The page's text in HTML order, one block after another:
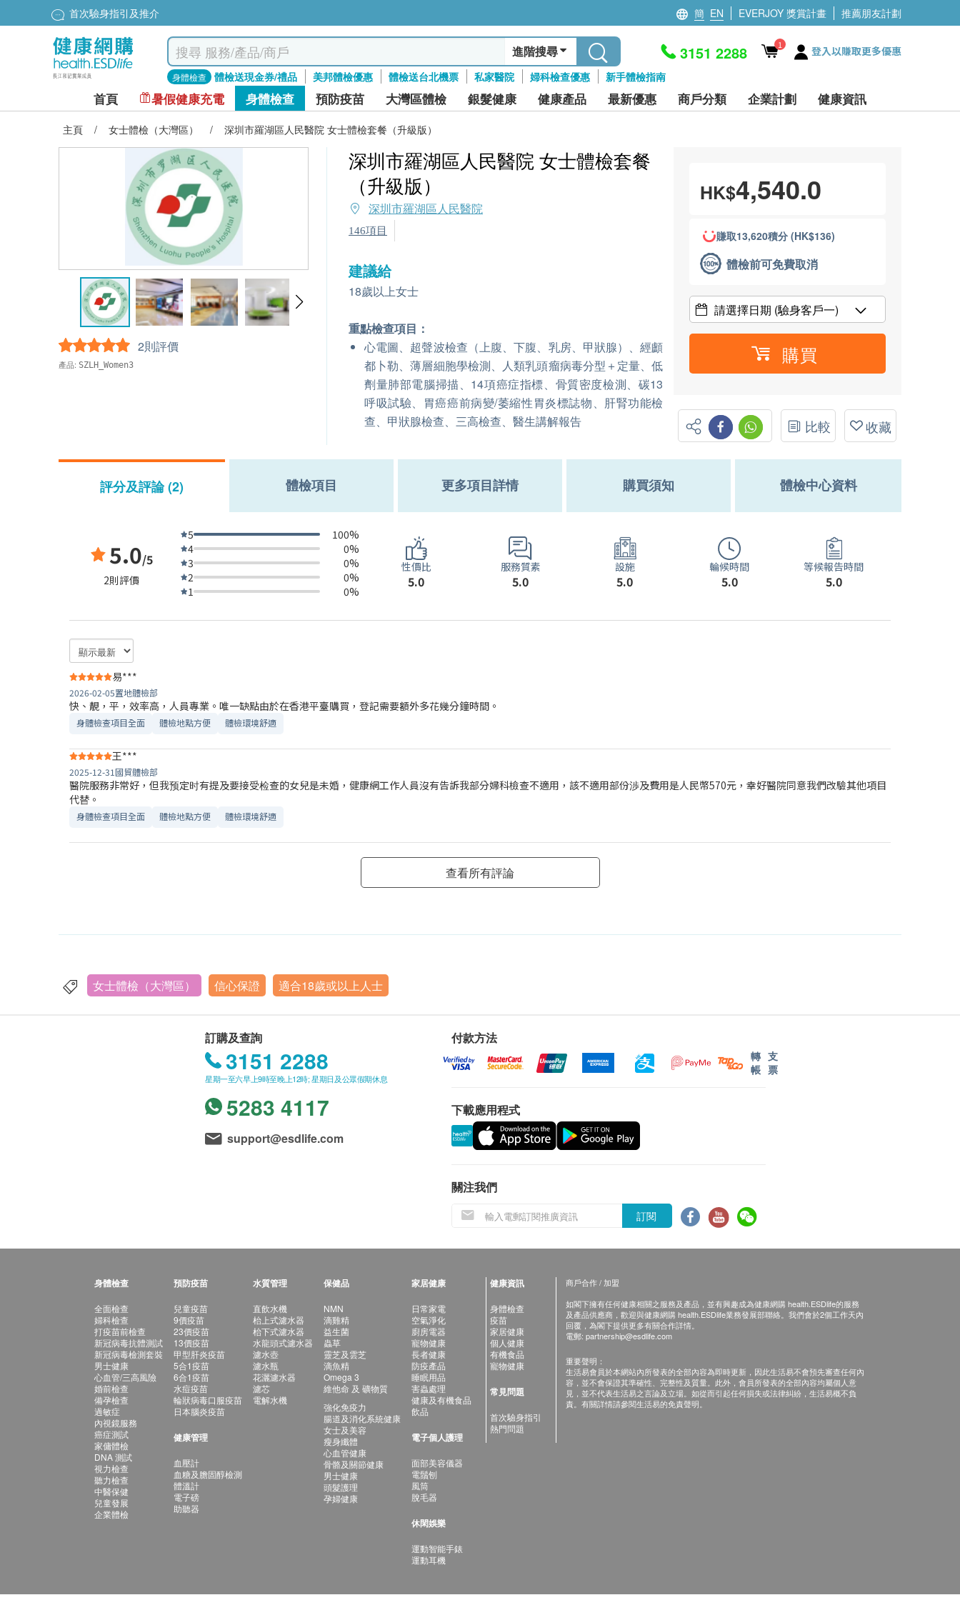
首次驗身指引及推介 簡 EN EVERJOY 獎賞計畫 推薦朋友計劃
進階搜尋
身體檢查 體檢送現金券/禮品 美邦體檢優惠 體檢送台北機票 私家醫院 婦科檢查優惠 新手體檢指南
3151 2288 1 登入以賺取更多優惠
首頁 暑假健康充電 身體檢查 預防疫苗 大灣區體檢 銀髮健康 健康產品 最新優惠 商戶分類 企業計劃 健康資訊
主頁 / 女士體檢（大灣區） / 深圳市羅湖區人民醫院 女士體檢套餐（升級版）
2則評價
產品: SZLH_Women3
深圳市羅湖區人民醫院 女士體檢套餐
（升級版）
深圳市羅湖區人民醫院
146項目
建議給
18歲以上女士
重點檢查項目：
心電圖、超聲波檢查（上腹、下腹、乳房、甲狀腺）、經顱
都卜勒、薄層細胞學檢測、人類乳頭瘤病毒分型＋定量、低
劑量肺部電腦掃描、14項癌症指標、骨質密度檢測、碳13
呼吸試驗、胃癌癌前病變/萎縮性胃炎標誌物、肝腎功能檢
查、甲狀腺檢查、三高檢查、醫生講解報告
HK$4,540.0
賺取13,620積分 (HK$136)
體檢前可免費取消
請選擇日期 (驗身客戶一)
購買
比較 收藏
評分及評論 (2) 體檢項目 更多項目詳情 購買須知 體檢中心資料
5.0/5
2則評價
5
100%
4
0%
3
0%
2
0%
1
0%
性價比
5.0
服務質素
5.0
設施
5.0
輪候時間
5.0
等候報告時間
5.0
易***
2026-02-05置地體檢部
快、靚，平，效率高，人員專業。唯一缺點由於在香港平臺購買，登記需要額外多花幾分鐘時間。
身體檢查項目全面 體檢地點方便 體檢環境舒適​
王***
2025-12-31國貿體檢部
醫院服務非常好，但我预定时有提及要接受检查的女兒是未婚，健康網工作人員沒有告訴我部分婦科檢查不適用，該不適用部份渉及費用是人民幣570元，幸好醫院同意我們改驗其他項目
代替。
身體檢查項目全面 體檢地點方便 體檢環境舒適​
查看所有評論
女士體檢（大灣區） 信心保證 適合18歲或以上人士
訂購及查詢
3151 2288
星期一至六早上9時至晚上12時; 星期日及公眾假期休息
5283 4117
support@esdlife.com
付款方法
轉
帳
支
票
下載應用程式
關注我們
訂閱
身體檢查
全面檢查
婦科檢查
打疫苗前檢查
新冠病毒抗體測試
新冠病毒檢測套裝
男士健康
心血管/三高風險
婚前檢查
備孕檢查
過敏症
內視鏡服務
癌症測試
家傭體檢
DNA 測試
視力檢查
聽力檢查
中醫保健
兒童發展
企業體檢
預防疫苗
兒童疫苗
9價疫苗
23價疫苗
13價疫苗
甲型肝炎疫苗
5合1疫苗
6合1疫苗
水痘疫苗
輪狀病毒口服疫苗
日本腦炎疫苗
健康管理
血壓計
血糖及膽固醇檢測
體溫計
電子磅
助聽器
水質管理
直飲水機
枱上式濾水器
枱下式濾水器
水龍頭式濾水器
濾水壺
濾水瓶
花灑濾水器
濾芯
電解水機
保健品
NMN
滴雞精
益生菌
蟲草
靈芝及雲芝
滴魚精
Omega 3
維他命 及 礦物質
強化免疫力
腸道及消化系統健康
女士及美容
瘦身纖體
心血管健康
骨骼及關節健康
男士健康
頭髮護理
孕婦健康
家居健康
日常家電
空氣淨化
廚房電器
寵物健康
長者健康
防疫產品
睡眠用品
害蟲處理
健康及有機食品
飲品
電子個人護理
面部美容儀器
電鬚刨
風筒
脫毛器
休閑娛樂
運動智能手錶
運動耳機
健康資訊
身體檢查
疫苗
家居健康
個人健康
有機食品
寵物健康
常見問題
首次驗身指引
熱門問題
商戶合作 / 加盟
如閣下擁有任何健康相關之服務及產品，並有興趣成為健康網購 health.ESDlife的服務
及產品供應商，歡迎與健康網購 health.ESDlife業務發展部聯絡。我們會於2個工作天內
回覆，為閣下提供更多有關合作詳情。
電郵: partnership@esdlife.com
重要聲明：
生活易會員於本網站內所發表的全部內容為即時更新，因此生活易不會預先審查任何內
容，並不會保證其準確性、完整性及質量。此外，會員所發表的全部內容均屬個人意
見，並不代表生活易之言論及立場。如從而引起任何損失或法律糾紛，生活易概不負
責。有關詳情請參閱生活易的免責聲明。